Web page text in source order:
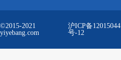
©2015-2021
yiyebang.com
沪ICP备12015044
号-12